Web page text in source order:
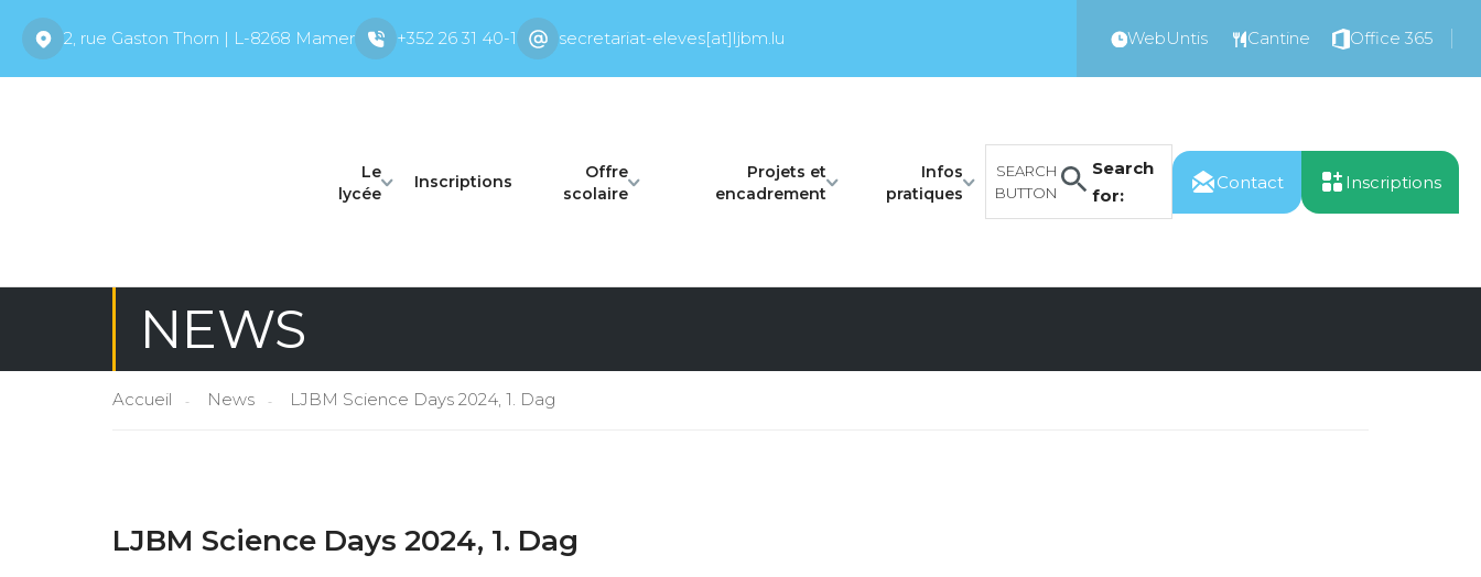
2, rue Gaston Thorn | L-8268 Mamer +352 26 31 40-1 secretariat-eleves[at]ljbm.lu WebUntis Cantine Office 365
Le
lycée
Inscriptions
Offre
scolaire
Projets et
encadrement
Infos
pratiques
Search
for:
SEARCH
BUTTON
Contact Inscriptions
NEWS
Accueil News LJBM Science Days 2024, 1. Dag
LJBM Science Days 2024, 1. Dag